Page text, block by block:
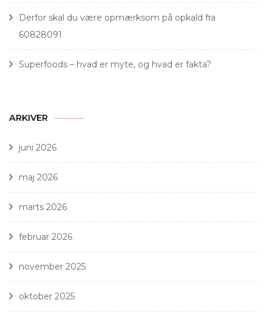
Derfor skal du være opmærksom på opkald fra
60828091
Superfoods – hvad er myte, og hvad er fakta?
ARKIVER
juni 2026
maj 2026
marts 2026
februar 2026
november 2025
oktober 2025